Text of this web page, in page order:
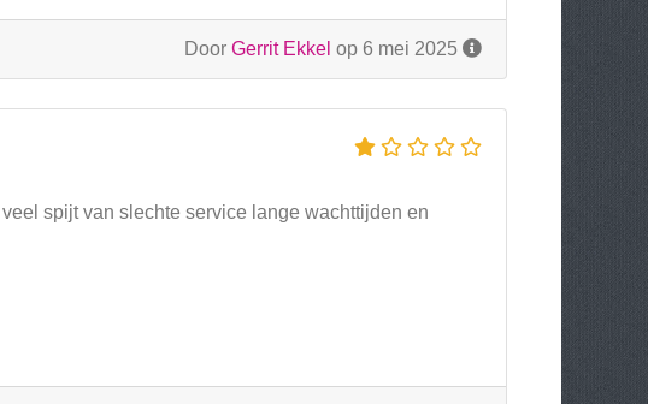
Door Gerrit Ekkel op 6 mei 2025
spijt van slechte service lange wachttijden en